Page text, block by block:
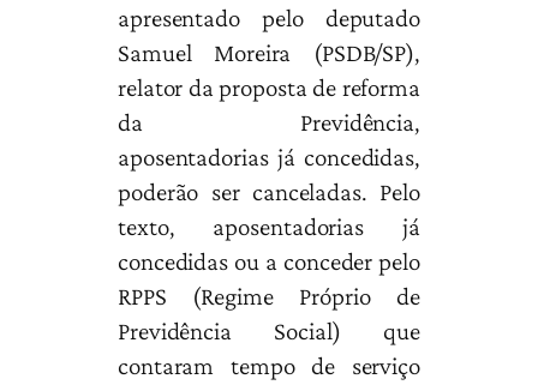
apresentado pelo deputado
Samuel Moreira (PSDB/SP),
relator da proposta de reforma
da Previdência,
aposentadorias já concedidas,
poderão ser canceladas. Pelo
texto, aposentadorias já
concedidas ou a conceder pelo
RPPS (Regime Próprio de
Previdência Social) que
contaram tempo de serviço